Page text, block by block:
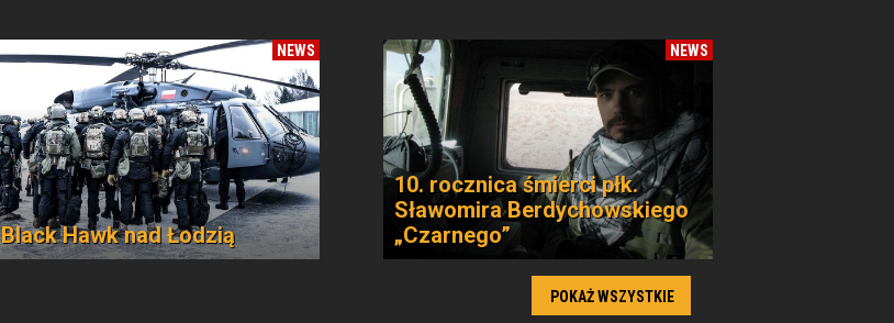
NEWS
Black Hawk nad Łodzią
NEWS
10. rocznica śmierci płk.
Sławomira Berdychowskiego
„Czarnego”
POKAŻ WSZYSTKIE